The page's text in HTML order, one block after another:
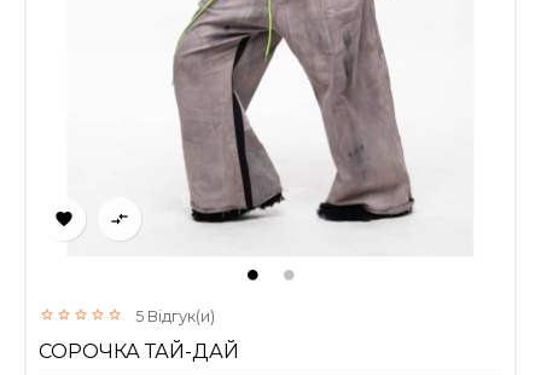
 
5 Відгук(и)
СОРОЧКА ТАЙ-ДАЙ